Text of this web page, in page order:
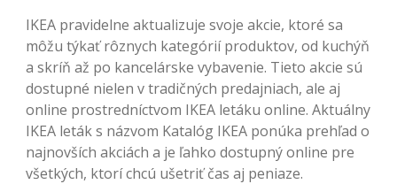
IKEA pravidelne aktualizuje svoje akcie, ktoré sa
môžu týkať rôznych kategórií produktov, od kuchýň
a skríň až po kancelárske vybavenie. Tieto akcie sú
dostupné nielen v tradičných predajniach, ale aj
online prostredníctvom IKEA letáku online. Aktuálny
IKEA leták s názvom Katalóg IKEA ponúka prehľad o
najnovších akciách a je ľahko dostupný online pre
všetkých, ktorí chcú ušetriť čas aj peniaze.